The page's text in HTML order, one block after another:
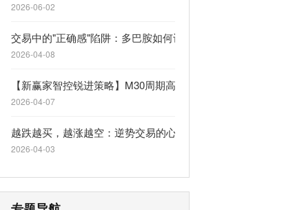
2026-06-02
交易中的"正确感"陷阱：多巴胺如何让你逆势上瘾
2026-04-08
【新赢家智控锐进策略】M30周期高胜率一单一结，自适应行
2026-04-07
越跌越买，越涨越空：逆势交易的心理陷阱
2026-04-03